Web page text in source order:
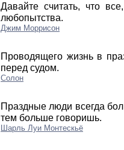
Давайте считать, что
любопытства.
Джим Моррисон
Проводящего жизнь в
перед судом.
Солон
Праздные люди всегда
тем больше говоришь.
Шарль Луи Монтескьё